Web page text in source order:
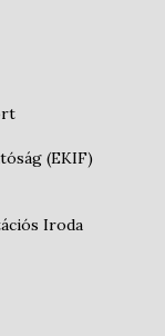
(EKIF)
Iroda